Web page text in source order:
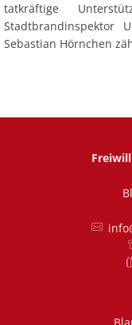
tatkräftige
Stadtbrandinspektor
Sebastian Hörnchen